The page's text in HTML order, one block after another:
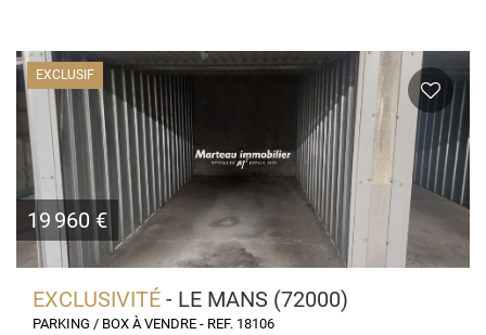
EXCLUSIF
19 960 €
EXCLUSIVITÉ - LE MANS (72000)
PARKING / BOX À VENDRE - REF. 18106